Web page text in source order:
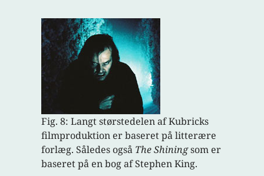
Fig. 8: Langt størstedelen af Kubricks
filmproduktion er baseret på litterære
forlæg. Således også The Shiningsom er
baseret på en bog af Stephen King.